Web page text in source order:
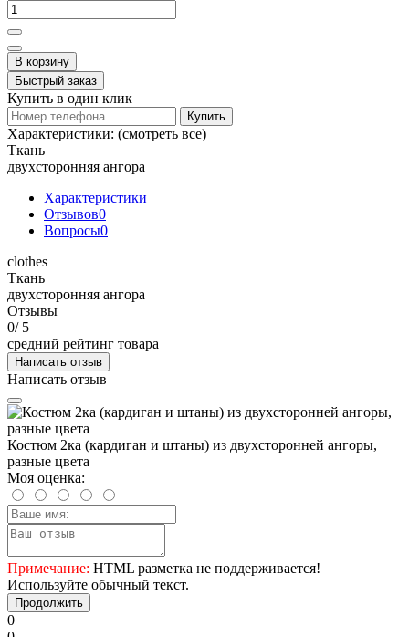
В корзину
Быстрый заказ
Купить в один клик
Купить
Характеристики: (смотреть все)
Ткань
двухсторонняя ангора
Характеристики
Отзывов0
Вопросы0
clothes
Ткань
двухсторонняя ангора
Отзывы
0/ 5
средний рейтинг товара
Написать отзыв
Написать отзыв
Костюм 2ка (кардиган и штаны) из двухсторонней ангоры,
разные цвета
Моя оценка:
Примечание: HTML разметка не поддерживается!
Используйте обычный текст.
Продолжить
0